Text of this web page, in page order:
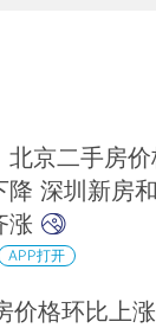
北京二手房
降 深圳新房和
涨
APP打开
价格环比上